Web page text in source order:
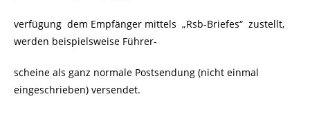
verfügung dem Empfänger mittels „Rsb-Briefes“ zustellt,
werden beispielsweise Führer-
scheine als ganz normale Postsendung (nicht einmal
eingeschrieben) versendet.